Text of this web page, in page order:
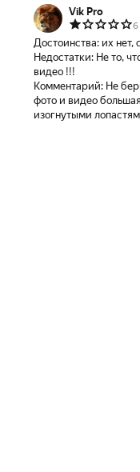
Vik Pro
6
Достоинства: их нет,
Недостатки: Не то,
видео !!!
Комментарий: Не
фото и видео
изогнутыми